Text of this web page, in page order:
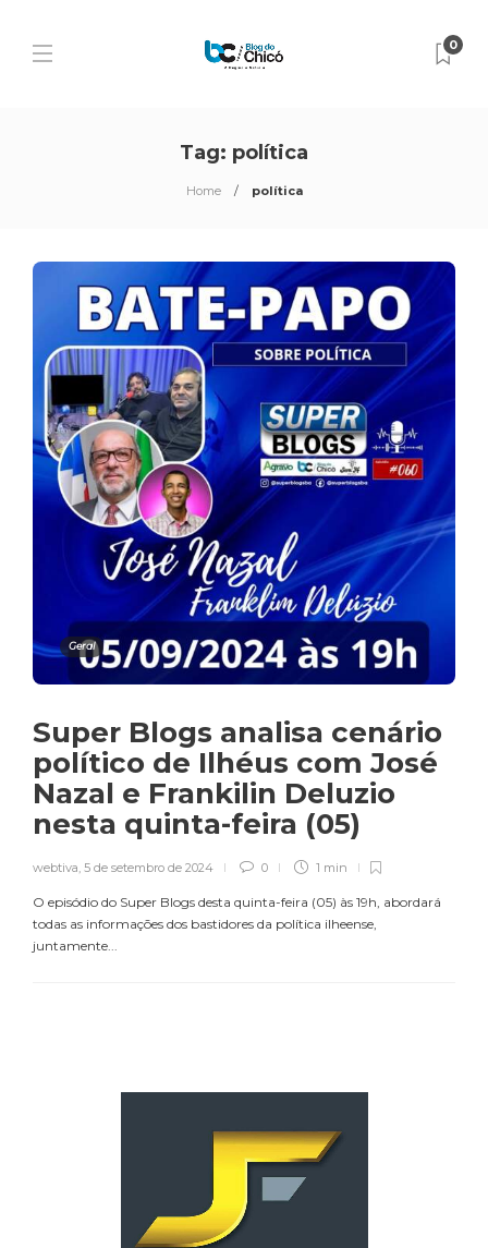
0
Tag: política
Home política
Geral
Super Blogs analisa cenário
político de Ilhéus com José
Nazal e Frankilin Deluzio
nesta quinta-feira (05)
webtiva, 5 de setembro de 2024 0 1 min
O episódio do Super Blogs desta quinta-feira (05) às 19h, abordará
todas as informações dos bastidores da política ilheense,
juntamente...